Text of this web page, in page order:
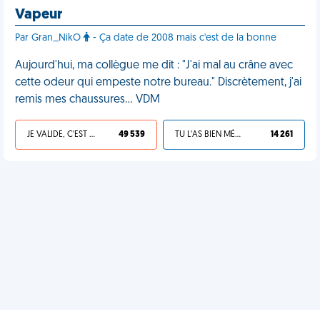
Vapeur
Par Gran_NikO - Ça date de 2008 mais c'est de la bonne
Aujourd'hui, ma collègue me dit : "J'ai mal au crâne avec
cette odeur qui empeste notre bureau." Discrètement, j'ai
remis mes chaussures… VDM
JE VALIDE, C'EST UNE VDM 49 539 TU L'AS BIEN MÉRITÉ 14 261